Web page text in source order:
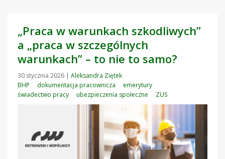
„Praca w warunkach szkodliwych”
a „praca w szczególnych
warunkach” – to nie to samo?
30 stycznia 2026 | Aleksandra Ziętek
BHP
dokumentacja pracownicza
emerytury
świadectwo pracy
ubezpieczenia społeczne ZUS